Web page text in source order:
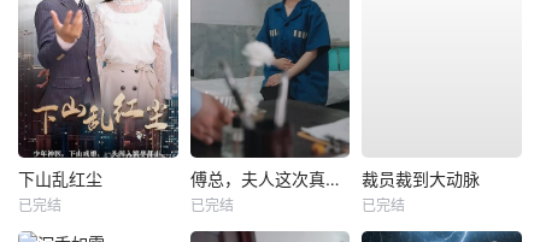
下山乱红尘
已完结
傅总，夫人这次真的死了
已完结
裁员裁到大动脉
已完结